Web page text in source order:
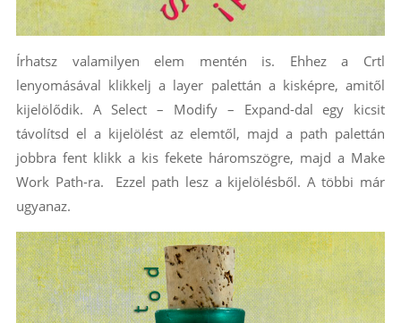
Írhatsz valamilyen elem mentén is. Ehhez a Crtl
lenyomásával klikkelj a layer palettán a kisképre, amitől
kijelölődik. A Select – Modify – Expand-dal egy kicsit
távolítsd el a kijelölést az elemtől, majd a path palettán
jobbra fent klikk a kis fekete háromszögre, majd a Make
Work Path-ra. Ezzel path lesz a kijelölésből. A többi már
ugyanaz.